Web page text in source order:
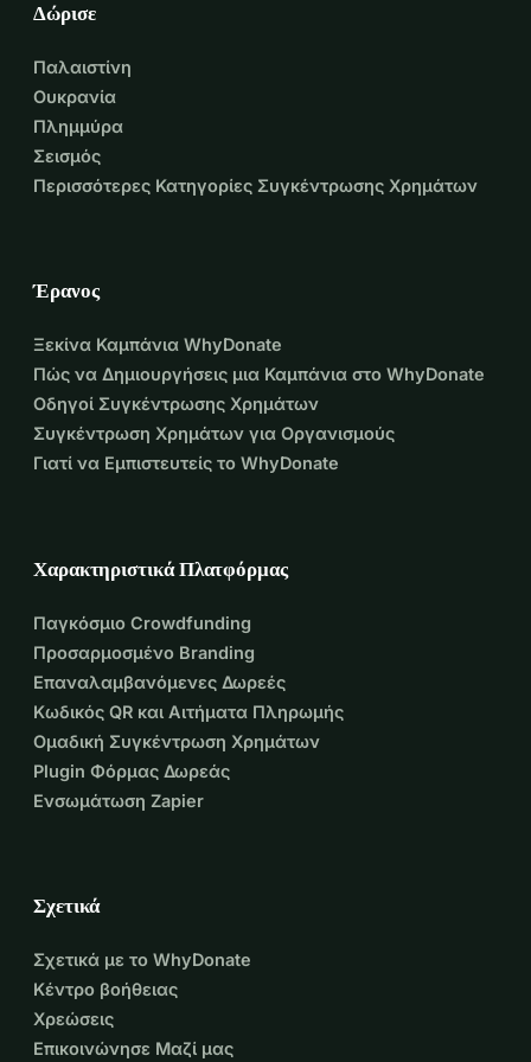
Δώρισε
Παλαιστίνη
Ουκρανία
Πλημμύρα
Σεισμός
Περισσότερες Κατηγορίες Συγκέντρωσης Χρημάτων
Έρανος
Ξεκίνα Καμπάνια WhyDonate
Πώς να Δημιουργήσεις μια Καμπάνια στο WhyDonate
Οδηγοί Συγκέντρωσης Χρημάτων
Συγκέντρωση Χρημάτων για Οργανισμούς
Γιατί να Εμπιστευτείς το WhyDonate
Χαρακτηριστικά Πλατφόρμας
Παγκόσμιο Crowdfunding
Προσαρμοσμένο Branding
Επαναλαμβανόμενες Δωρεές
Κωδικός QR και Αιτήματα Πληρωμής
Ομαδική Συγκέντρωση Χρημάτων
Plugin Φόρμας Δωρεάς
Ενσωμάτωση Zapier
Σχετικά
Σχετικά με το WhyDonate
Κέντρο βοήθειας
Χρεώσεις
Επικοινώνησε Μαζί μας